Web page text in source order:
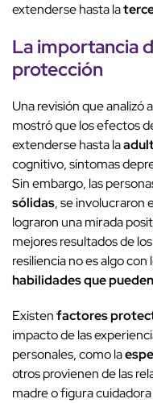
extenderse hasta la
La importancia
protección
Una revisión que analizó
mostró que los efectos
extenderse hasta la
cognitivo, síntomas
Sin embargo, las
sólidas, se involucraron
lograron una mirada
mejores resultados de
resiliencia no es algo
habilidades que
Existenfactores
impacto de las
personales, como la
otros provienen de las
madre o figura